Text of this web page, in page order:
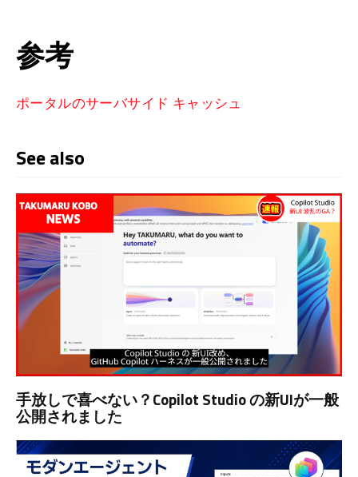
参考
ポータルのサーバサイド キャッシュ
See also
手放しで喜べない？Copilot Studio の新UIが一般
公開されました